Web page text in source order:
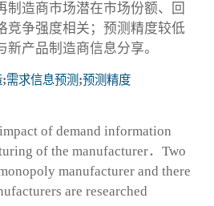
制造商市场潜在市场份额、回
竞争强度相关；预测精度较低
产品制造商信息分享。
;需求信息预测;预测精度
of demand information
of the manufacturer．Two
manufacturer and there
are researched